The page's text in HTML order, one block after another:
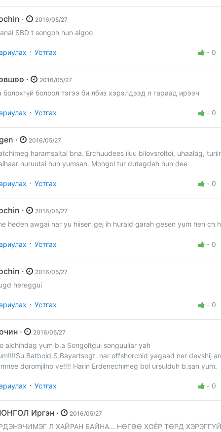
zochin · 2016/05/27
SBD t songoh hun algoo
· Устгах - 0
Төвшөө · 2016/05/27
болохгүй болоол тэгээ би лбиз хэрэлдээд л гараад ирээч
· Устгах - 0
irgen · 2016/05/27
haramsaltai bna. Erchuudees iluu bilovsroltoi, uhaalag,
nuruutai hun yumsan. Mongol tur dutagdah hun dee
· Устгах - 0
zochin · 2016/05/27
heden awgai nar yu hiisen gej ih hurald garah gesen yum hen ch
· Устгах - 0
zochin · 2016/05/27
hereggui
· Устгах - 0
Зочин · 2016/05/27
alchihdag yum b.a Songoltgui songuuliar yah
nar offshorchid yagaad ner devshij
doromjilno ve!!!! Harin Erdenechimeg bol ursulduh b.san yum.
· Устгах - 0
МОНГОЛ Иргэн · 2016/05/27
Л ХАЙРАН БАЙНА... НӨГӨӨ ХОЁР ТӨРД